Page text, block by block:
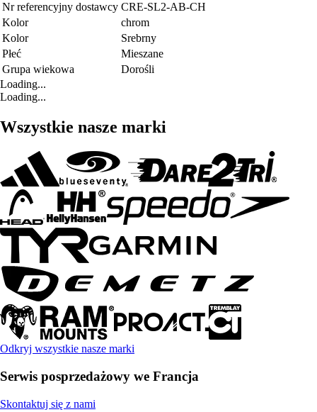
Nr referencyjny dostawcy CRE-SL2-AB-CH
Kolor
chrom
Kolor
Srebrny
Płeć
Mieszane
Grupa wiekowa
Dorośli
Loading...
Loading...
Wszystkie nasze marki
Odkryj wszystkie nasze marki
Serwis posprzedażowy we Francja
Skontaktuj się z nami